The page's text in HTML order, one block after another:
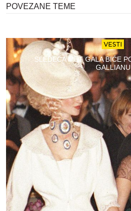
POVEZANE TEME
VESTI
SLEDEĆA MET GALA BIĆE
GALLIANU